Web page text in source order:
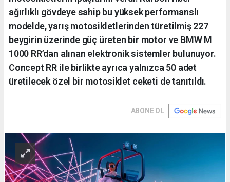
ağırlıklı gövdeye sahip bu yüksek performanslı
modelde, yarış motosikletlerinden türetilmiş 227
beygirin üzerinde güç üreten bir motor ve BMW M
1000 RR’dan alınan elektronik sistemler bulunuyor.
Concept RR ile birlikte ayrıca yalnızca 50 adet
üretilecek özel bir motosiklet ceketi de tanıtıldı.
ABONE OL